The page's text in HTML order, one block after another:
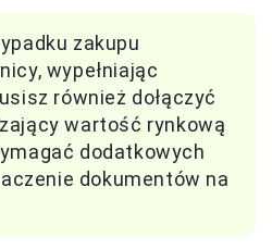
zakupu
wypełniając
również dołączyć
wartość rynkową
dodatkowych
dokumentów na